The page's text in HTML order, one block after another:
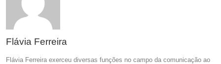
Flávia Ferreira
Flávia Ferreira exerceu diversas funções no campo da comunicação ao